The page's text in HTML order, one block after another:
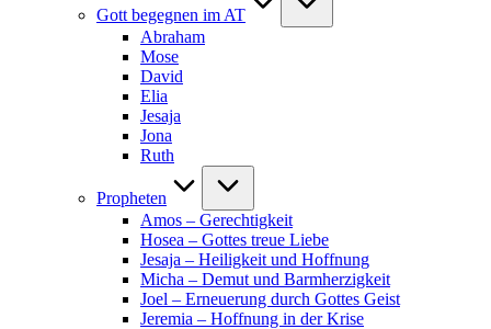
Gott begegnen im AT
Abraham
Mose
David
Elia
Jesaja
Jona
Ruth
Propheten
Amos – Gerechtigkeit
Hosea – Gottes treue Liebe
Jesaja – Heiligkeit und Hoffnung
Micha – Demut und Barmherzigkeit
Joel – Erneuerung durch Gottes Geist
Jeremia – Hoffnung in der Krise